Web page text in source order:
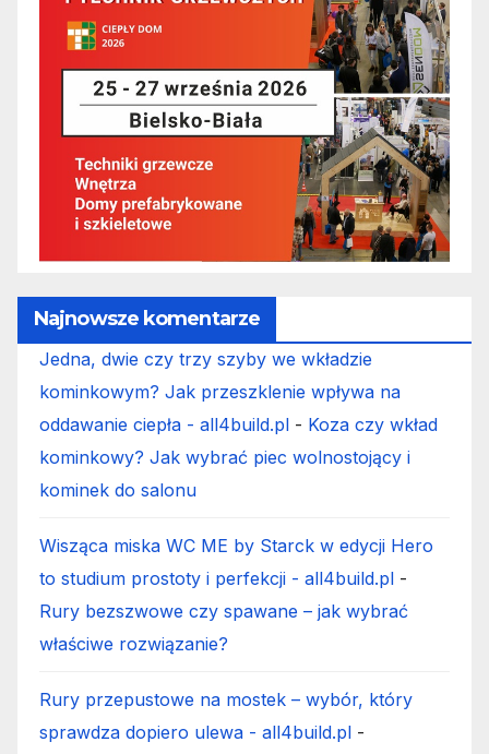
Najnowsze komentarze
Jedna, dwie czy trzy szyby we wkładzie
kominkowym? Jak przeszklenie wpływa na
oddawanie ciepła - all4build.pl - Koza czy wkład
kominkowy? Jak wybrać piec wolnostojący i
kominek do salonu
Wisząca miska WC ME by Starck w edycji Hero
to studium prostoty i perfekcji - all4build.pl -
Rury bezszwowe czy spawane – jak wybrać
właściwe rozwiązanie?
Rury przepustowe na mostek – wybór, który
sprawdza dopiero ulewa - all4build.pl -